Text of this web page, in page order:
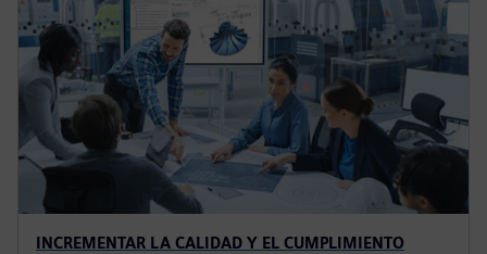
INCREMENTAR LA CALIDAD Y EL CUMPLIMIENTO